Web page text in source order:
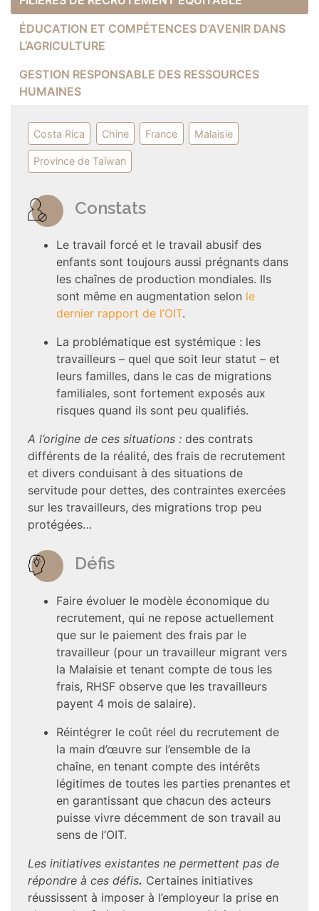
ÉDUCATION ET COMPÉTENCES D’AVENIR DANS
L’AGRICULTURE
GESTION RESPONSABLE DES RESSOURCES
HUMAINES
Costa Rica Chine France Malaisie
Province de Taïwan
Constats
Le travail forcé et le travail abusif des
enfants sont toujours aussi prégnants dans
les chaînes de production mondiales. Ils
sont même en augmentation selon le
dernier rapport de l’OIT.
La problématique est systémique : les
travailleurs – quel que soit leur statut – et
leurs familles, dans le cas de migrations
familiales, sont fortement exposés aux
risques quand ils sont peu qualifiés.
A l’origine de ces situations : des contrats
différents de la réalité, des frais de recrutement
et divers conduisant à des situations de
servitude pour dettes, des contraintes exercées
sur les travailleurs, des migrations trop peu
protégées…
Défis
Faire évoluer le modèle économique du
recrutement, qui ne repose actuellement
que sur le paiement des frais par le
travailleur (pour un travailleur migrant vers
la Malaisie et tenant compte de tous les
frais, RHSF observe que les travailleurs
payent 4 mois de salaire).
Réintégrer le coût réel du recrutement de
la main d’œuvre sur l’ensemble de la
chaîne, en tenant compte des intérêts
légitimes de toutes les parties prenantes et
en garantissant que chacun des acteurs
puisse vivre décemment de son travail au
sens de l’OIT.
Les initiatives existantes ne permettent pas de
répondre à ces défis. Certaines initiatives
réussissent à imposer à l’employeur la prise en